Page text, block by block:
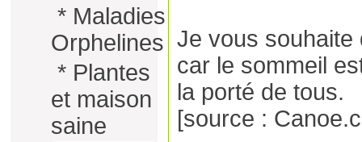
* Maladies
Orphelines
* Plantes
et maison
saine
Je vous souhaite
car le sommeil
la porté de tous.
[source :